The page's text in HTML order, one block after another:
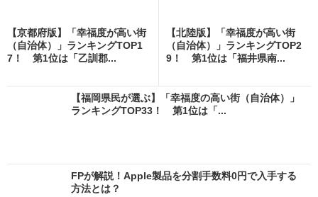
【京都府版】「幸福度が高い街
（自治体）」ランキングTOP1
7！ 第1位は「乙訓郡...
【北陸版】「幸福度が高い街
（自治体）」ランキングTOP2
9！ 第1位は「福井県南...
【福岡県民が選ぶ】「幸福度の高い街（自治体）」
ランキングTOP33！ 第1位は「...
FPが解説！Apple製品を分割手数料0円で入手する
方法とは？